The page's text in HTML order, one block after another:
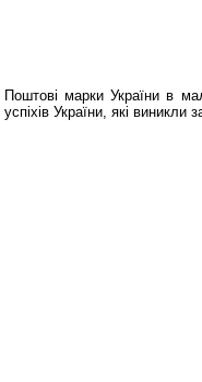
Поштові марки України в
успіхів України, які